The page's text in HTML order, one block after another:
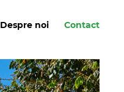
Despre noi Contact